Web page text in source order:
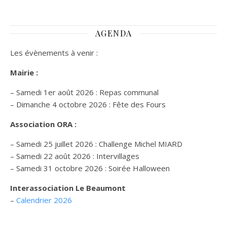
AGENDA
Les évènements à venir :
Mairie :
– Samedi 1er août 2026 : Repas communal
– Dimanche 4 octobre 2026 : Fête des Fours
Association ORA :
– Samedi 25 juillet 2026 : Challenge Michel MIARD
– Samedi 22 août 2026 : Intervillages
– Samedi 31 octobre 2026 : Soirée Halloween
Interassociation Le Beaumont
– Calendrier 2026